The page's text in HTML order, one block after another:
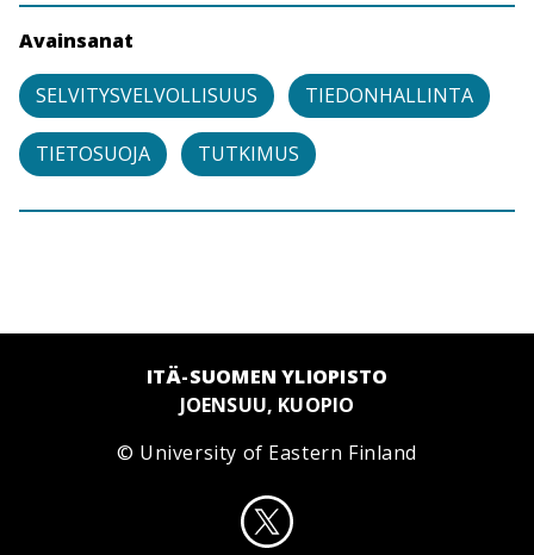
Avainsanat
SELVITYSVELVOLLISUUS TIEDONHALLINTA
TIETOSUOJA TUTKIMUS
ITÄ-SUOMEN YLIOPISTO
JOENSUU, KUOPIO
© University of Eastern Finland